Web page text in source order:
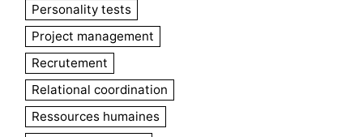
Personality tests
Project management
Recrutement
Relational coordination
Ressources humaines